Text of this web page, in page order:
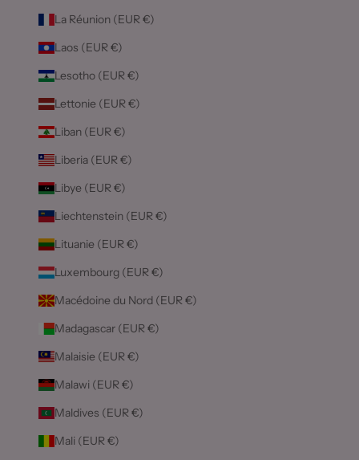
La Réunion (EUR €)
Laos (EUR €)
Lesotho (EUR €)
Lettonie (EUR €)
Liban (EUR €)
Liberia (EUR €)
Libye (EUR €)
Liechtenstein (EUR €)
Lituanie (EUR €)
Luxembourg (EUR €)
Macédoine du Nord (EUR €)
Madagascar (EUR €)
Malaisie (EUR €)
Malawi (EUR €)
Maldives (EUR €)
Mali (EUR €)